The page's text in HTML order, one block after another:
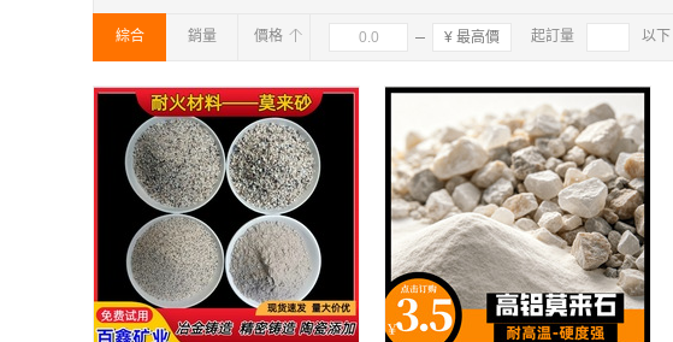
綜合 銷量 價格 確定 起訂量 以下
確定